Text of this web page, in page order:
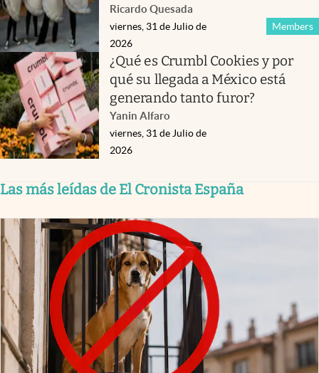
Ricardo Quesada
Members
viernes, 31 de Julio de
2026
¿Qué es Crumbl Cookies y por
qué su llegada a México está
generando tanto furor?
Yanin Alfaro
viernes, 31 de Julio de
2026
Las más leídas de El Cronista España